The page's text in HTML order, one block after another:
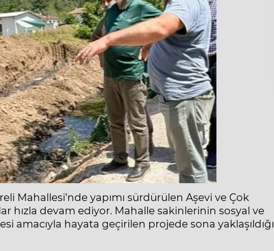
Mahallesi’nde yapımı sürdürülen Aşevi ve Çok
hızla devam ediyor. Mahalle sakinlerinin sosyal ve
amacıyla hayata geçirilen projede sona yaklaşıldığı